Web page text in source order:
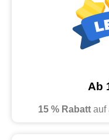
Ab
15 % Rabattauf